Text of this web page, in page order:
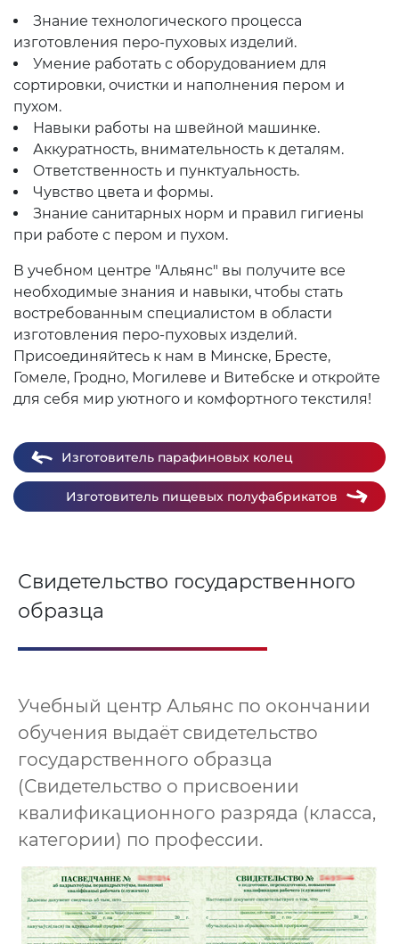
Знание технологического процесса
изготовления перо-пуховых изделий.
Умение работать с оборудованием для
сортировки, очистки и наполнения пером и
пухом.
Навыки работы на швейной машинке.
Аккуратность, внимательность к деталям.
Ответственность и пунктуальность.
Чувство цвета и формы.
Знание санитарных норм и правил гигиены
при работе с пером и пухом.
В учебном центре "Альянс" вы получите все
необходимые знания и навыки, чтобы стать
востребованным специалистом в области
изготовления перо-пуховых изделий.
Присоединяйтесь к нам в Минске, Бресте,
Гомеле, Гродно, Могилеве и Витебске и откройте
для себя мир уютного и комфортного текстиля!
Изготовитель парафиновых колец
Изготовитель пищевых полуфабрикатов
Свидетельство государственного
образца
Учебный центр Альянс по окончании
обучения выдаёт свидетельство
государственного образца
(Свидетельство о присвоении
квалификационного разряда (класса,
категории) по профессии.